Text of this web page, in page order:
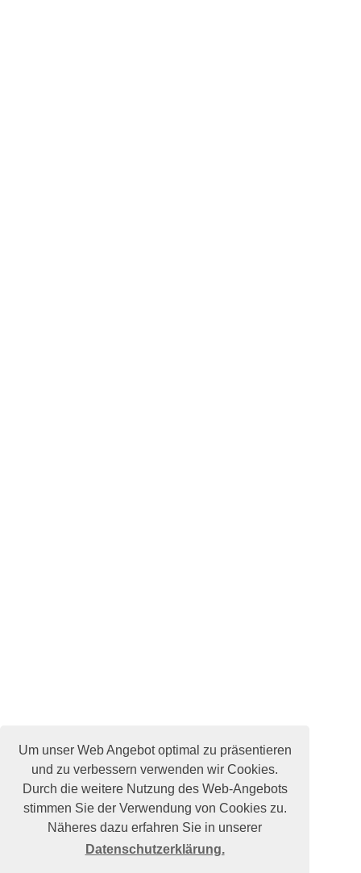
Um unser Web Angebot optimal zu präsentieren
und zu verbessern verwenden wir Cookies.
Durch die weitere Nutzung des Web-Angebots
stimmen Sie der Verwendung von Cookies zu.
Näheres dazu erfahren Sie in unserer
Datenschutzerklärung.